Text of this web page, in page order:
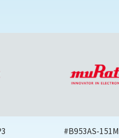
#B953AS-